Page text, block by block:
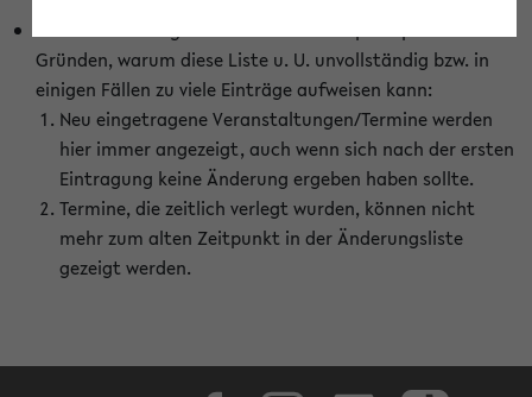
Gründen, warum diese Liste u. U. unvollständig bzw. in
einigen Fällen zu viele Einträge aufweisen kann:
Neu eingetragene Veranstaltungen/Termine werden
hier immer angezeigt, auch wenn sich nach der ersten
Eintragung keine Änderung ergeben haben sollte.
Termine, die zeitlich verlegt wurden, können nicht
mehr zum alten Zeitpunkt in der Änderungsliste
gezeigt werden.